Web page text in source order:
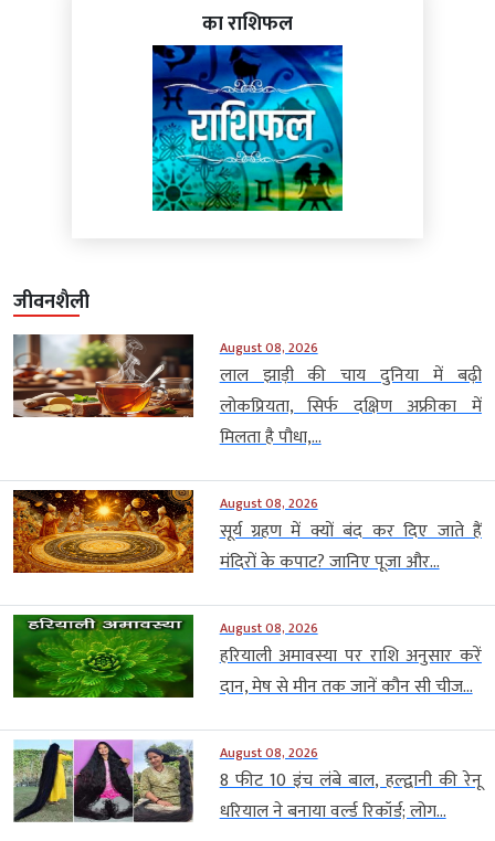
का राशिफल
जीवनशैली
August 08, 2026
लाल झाड़ी की चाय दुनिया में बढ़ी
लोकप्रियता, सिर्फ दक्षिण अफ्रीका में
मिलता है पौधा,...
August 08, 2026
सूर्य ग्रहण में क्यों बंद कर दिए जाते हैं
मंदिरों के कपाट? जानिए पूजा और...
August 08, 2026
हरियाली अमावस्या पर राशि अनुसार करें
दान, मेष से मीन तक जानें कौन सी चीज...
August 08, 2026
8 फीट 10 इंच लंबे बाल, हल्द्वानी की रेनू
धरियाल ने बनाया वर्ल्ड रिकॉर्ड; लोग...